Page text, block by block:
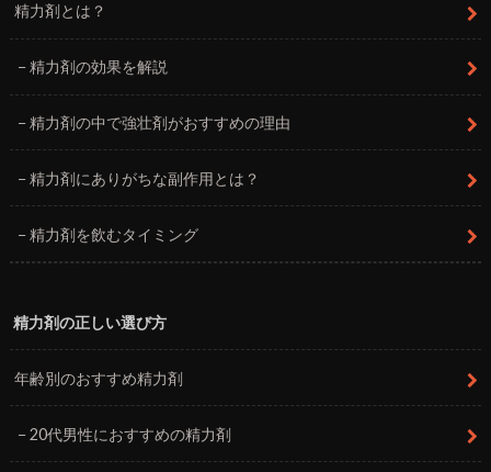
精力剤とは？
精力剤の効果を解説
精力剤の中で強壮剤がおすすめの理由
精力剤にありがちな副作用とは？
精力剤を飲むタイミング
精力剤の正しい選び方
年齢別のおすすめ精力剤
20代男性におすすめの精力剤